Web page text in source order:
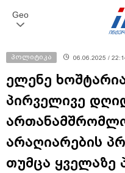
Geo
პოლიტიკა 06.06.2025 /
ელენე
პირველივე
არაღიარების
თუმცა ყველაზე